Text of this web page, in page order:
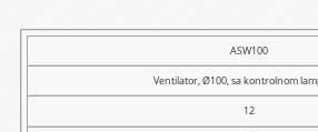
ASW100
Ventilator, Ø100, sa kontrolnom
12